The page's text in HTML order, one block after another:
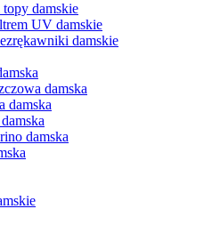
damskie
UV damskie
damskie
damska
damska
damska